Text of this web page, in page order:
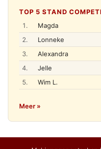
TOP 5 STAND
1.
Magda
2.
Lonneke
3.
Alexandra
4.
Jelle
5.
Wim L.
Meer »